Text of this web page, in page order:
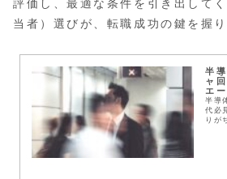
評価し、最適な条件を引き出して
当者）選びが、転職成功の鍵を握り
半
ャ
エ
半導
代必
りが
利便